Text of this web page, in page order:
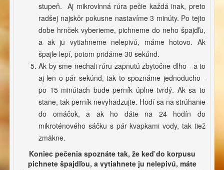
stupeň. Aj mikrovlnná rúra pečie každá inak, preto
radšej najskôr pokusne nastavíme 3 minúty. Po tejto
dobe hrnček vyberieme, pichneme do neho špajdľu,
a ak ju vytiahneme nelepivú, máme hotovo. Ak
špajle lepí, potom pridáme 30 sekúnd.
Ak by sme nechali rúru zapnutú zbytočne dlho - a to
aj len o pár sekúnd, tak to spoznáme jednoducho -
po 15 minútach bude perník úplne tvrdý. Ak sa to
stane, tak perník nevyhadzujte. Hodí sa na strúhanie
do omáčok, a ak ho dáte na 24 hodín do
mikroténového sáčku s pár kvapkami vody, tak tiež
zmäkne.
Koniec pečenia spoznáte tak, že keď do korpusu
pichnete špajdľou, a vytiahnete ju nelepivú, máte